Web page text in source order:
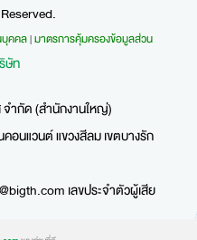
คคล|มาตรการคุ้มครองข้อมูลส่วน
ษัท
ำกัด (สำนักงานใหญ่)
นแวนต์ แขวงสีลม เขตบางรัก
เลขประจำตัวผู้เสีย